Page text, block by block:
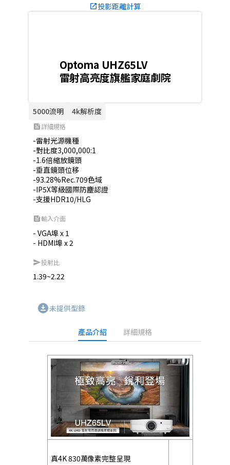
launch投影距離計算
Optoma UHZ65LV
雷射高亮度旗艦家庭劇院
5000流明 4k解析度
feed詳細規格
-雷射光源機種
-對比度3,000,000:1
-1.6倍縮放鏡頭
-垂直鏡頭位移
-93.28%Rec.709色域
-IP5X等級國際防塵認證
-支援HDR10/HLG
feed輸入介面
- VGA埠 x 1
- HDMI埠 x 2
send投射比
1.39~2.22
download_for_offline未提供型錄
產品介紹 詳細規格
真4K 830萬像素完整呈現